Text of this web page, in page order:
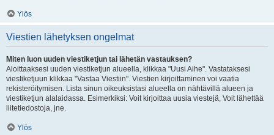
Ylös
Viestien lähetyksen ongelmat
Miten luon uuden viestiketjun tai lähetän vastauksen?
Aloittaaksesi uuden viestiketjun alueella, klikkaa "Uusi Aihe". Vastataksesi
viestiketjuun klikkaa "Vastaa Viestiin". Viestien kirjoittaminen voi vaatia
rekisteröitymisen. Lista sinun oikeuksistasi alueella on nähtävillä alueen ja
viestiketjun alalaidassa. Esimerkiksi: Voit kirjoittaa uusia viestejä, Voit lähettää
liitetiedostoja, jne.
Ylös